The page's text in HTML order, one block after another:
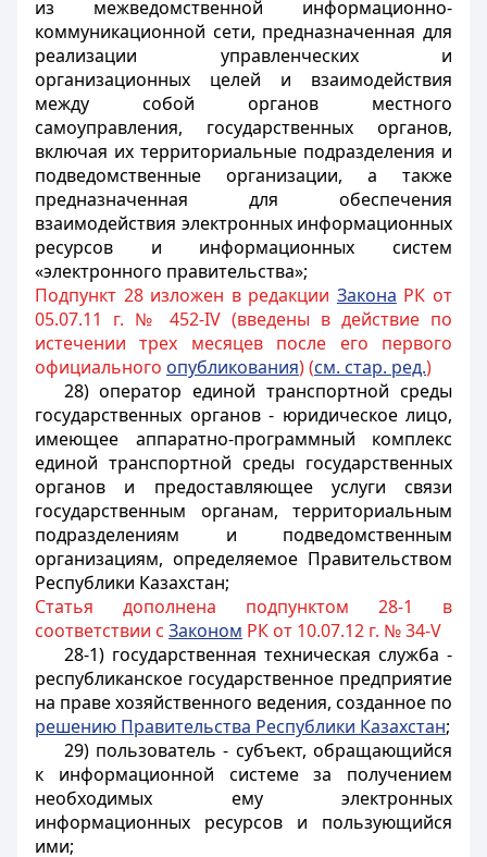
из межведомственной информационно-
коммуникационной сети, предназначенная для
реализации управленческих и
организационных целей и взаимодействия
между собой органов местного
самоуправления, государственных органов,
включая их территориальные подразделения и
подведомственные организации, а также
предназначенная для обеспечения
взаимодействия электронных информационных
ресурсов и информационных систем
«электронного правительства»;
Подпункт 28 изложен в редакции Закона РК от
05.07.11 г. № 452-IV (введены в действие по
истечении трех месяцев после его первого
официального опубликования) (см. стар. ред.)
28) оператор единой транспортной среды
государственных органов - юридическое лицо,
имеющее аппаратно-программный комплекс
единой транспортной среды государственных
органов и предоставляющее услуги связи
государственным органам, территориальным
подразделениям и подведомственным
организациям, определяемое Правительством
Республики Казахстан;
Статья дополнена подпунктом 28-1 в
соответствии с Законом РК от 10.07.12 г. № 34-V
28-1) государственная техническая служба -
республиканское государственное предприятие
на праве хозяйственного ведения, созданное по
решению Правительства Республики Казахстан;
29) пользователь - субъект, обращающийся
к информационной системе за получением
необходимых ему электронных
информационных ресурсов и пользующийся
ими;